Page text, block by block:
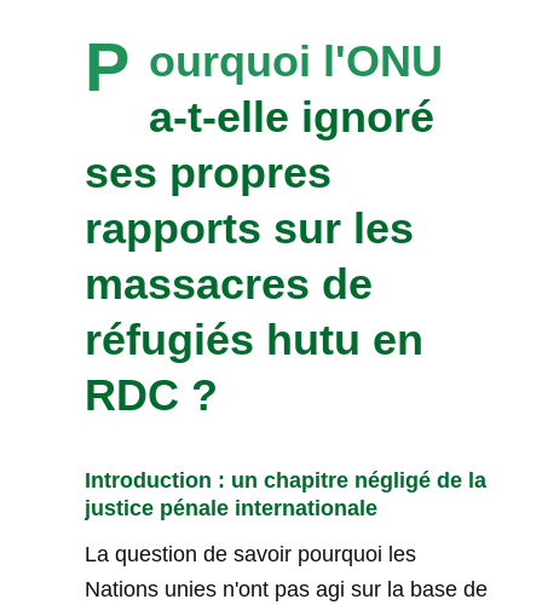
P ourquoi l'ONU
a-t-elle ignoré
ses propres
rapports sur les
massacres de
réfugiés hutu en
RDC ?
Introduction : un chapitre négligé de la
justice pénale internationale
La question de savoir pourquoi les
Nations unies n'ont pas agi sur la base de